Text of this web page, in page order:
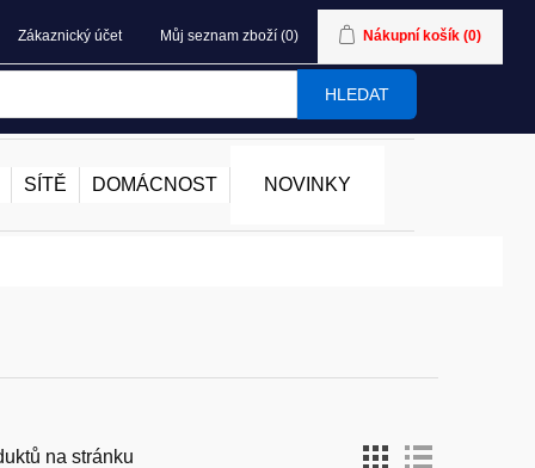
Zákaznický účet Můj seznam zboží (0) Nákupní košík (0)
HLEDAT
SÍTĚ DOMÁCNOST NOVINKY
na stránku